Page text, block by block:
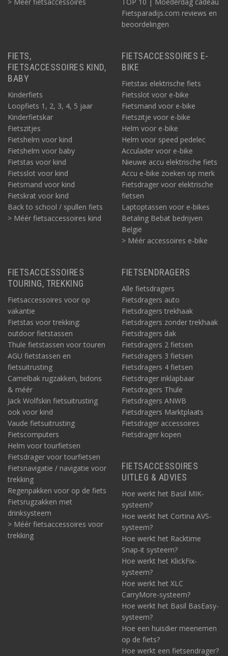
Fietsparadijs.com reviews en
beoordelingen
FIETS,
FIETSACCESSOIRES KIND,
BABY
Kinderfiets
Loopfiets 1, 2, 3, 4, 5 jaar
Kinderfietskar
Fietszitjes
Fietshelm voor kind
Fietshelm voor baby
Fietstas voor kind
Fietsslot voor kind
Fietsmand voor kind
Fietskrat voor kind
Back to school / spullen fiets
> Méér fietsaccessoires kind
FIETSACCESSOIRES E-
BIKE
Fietstas elektrische fiets
Fietsslot voor e-bike
Fietsmand voor e-bike
Fietszitje voor e-bike
Helm voor e-bike
Helm voor speed pedelec
Acculader voor e-bike
Nieuwe accu elektrische fiets
Accu e-bike zoeken op merk
Fietsdrager voor elektrische
fietsen
Laptoptassen voor e-bikes
Betaling Bebat bedrijven
België
> Méér accessoires e-bike
FIETSACCESSOIRES
TOURING, TREKKING
Fietsaccessoires voor op
vakantie
Fietstas voor trekking:
outdoor fietstassen
Thule fietstassen voor touren
AGU fietstassen en
fietsuitrusting
Camelbak rugzakken, bidons
& méér
Jack Wolfskin fietsuitrusting
ook voor kind
Vaude fietsuitrusting
Fietscomputers
Helm voor tourfietsen
Fietsdrager voor tourfietsen
Fietsnavigatie / navigatie voor
trekking
Regenpakken voor op de fiets
Fietsrugzakken met
drinksysteem
> Méér fietsaccessoires voor
trekking
FIETSENDRAGERS
Alle fietsdragers
Fietsdragers auto
Fietsdragers trekhaak
Fietsdragers zonder trekhaak
Fietsdragers dak
Fietsdragers 2 fietsen
Fietsdragers 3 fietsen
Fietsdragers 4 fietsen
Fietsdrager inklapbaar
Fietsdragers Thule
Fietsdragers ANWB
Fietsdragers Marktplaats
Fietsdrager accessoires
Fietsdrager kopen
FIETSACCESSOIRES
UITLEG & ADVIES
Hoe werkt het Basil MIK-
systeem?
Hoe werkt het Cortina AVS-
systeem?
Hoe werkt het Racktime
Snap-it systeem?
Hoe werkt het KlickFix-
systeem?
Hoe werkt het XLC
CarryMore-systeem?
Hoe werkt het Basil BasEasy-
systeem?
Hoe een huisdier meenemen
op de fiets?
Hoe werkt een fietsendrager?